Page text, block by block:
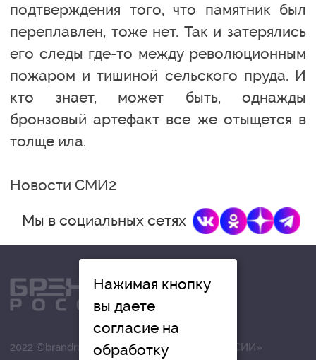
подтверждения того, что памятник был
переплавлен, тоже нет. Так и затерялись
его следы где-то между революционным
пожаром и тишиной сельского пруда. И
кто знает, может быть, однажды
бронзовый артефакт все же отыщется в
толще ила.
Новости СМИ2
Мы в социальных сетях
2022 ©brandrussia.online | СИ «БРЕНДЫ РОССИИ»
Нажимая кнопку
вы даете
согласие на
обработку